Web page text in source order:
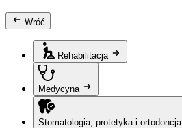
Wróć
Rehabilitacja
Medycyna
Stomatologia, protetyka i ortodoncja